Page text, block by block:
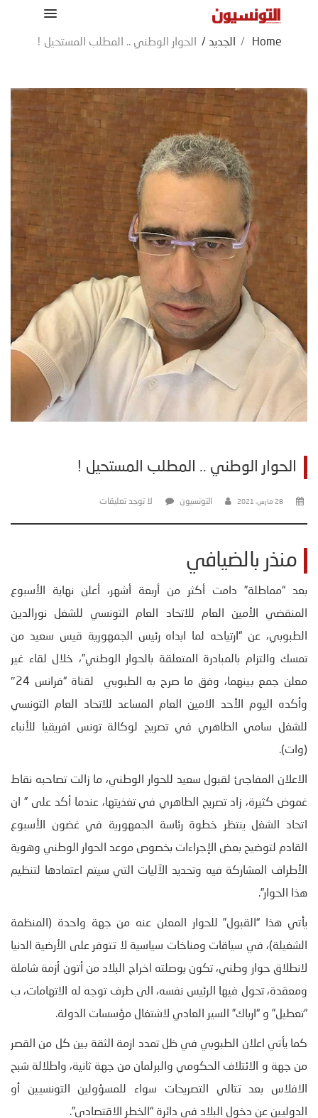
Home
/ الجديد / الحوار الوطني .. المطلب المستحيل !
الحوار الوطني .. المطلب المستحيل !
28 مارس، 2021 التونسيون لا توجد تعليقات
منذر بالضيافي
بعد “مماطلة” دامت أكثر من أربعة أشهر، أعلن نهاية الأسبوع
المنقضي الأمين العام للاتحاد العام التونسي للشغل نورالدين
الطبوبي، عن “ارتياحه لما ابداه رئيس الجمهورية قيس سعيد من
تمسك والتزام بالمبادرة المتعلقة بالحوار الوطني”، خلال لقاء غير
معلن جمع بينهما، وفق ما صرح به الطبوبي لقناة “فرانس 24″
وأكده اليوم الأحد الامين العام المساعد للاتحاد العام التونسي
للشغل سامي الطاهري في تصريح لوكالة تونس افريقيا للأنباء
(وات).
الاعلان المفاجئ لقبول سعيد للحوار الوطني، ما زالت تصاحبه نقاط
غموض كثيرة، زاد تصريح الطاهري في تغذيتها، عندما أكد على ” ان
اتحاد الشغل ينتظر خطوة رئاسة الجمهورية في غضون الأسبوع
القادم لتوضيح بعض الإجراءات بخصوص موعد الحوار الوطني وهوية
الأطراف المشاركة فيه وتحديد الآليات التي سيتم اعتمادها لتنظيم
هذا الحوار”.
يأتي هذا “القبول” للحوار المعلن عنه من جهة واحدة (المنظمة
الشغيلة)، في سياقات ومناخات سياسية لا تتوفر على الأرضية الدنيا
لانطلاق حوار وطني، تكون بوصلته اخراج البلاد من أتون أزمة شاملة
ومعقدة، تحول فيها الرئيس نفسه، الى طرف توجه له الاتهامات، ب
“تعطيل” و “ارباك” السير العادي لاشتغال مؤسسات الدولة.
كما يأتي اعلان الطبوبي في ظل تمدد ازمة الثقة بين كل من القصر
من جهة و الائتلاف الحكومي والبرلمان من جهة ثانية، واطلالة شبح
الافلاس بعد تتالي التصريحات سواء للمسؤولين التونسيين أو
الدوليين عن دخول البلاد في دائرة “الخطر الاقتصادي”.